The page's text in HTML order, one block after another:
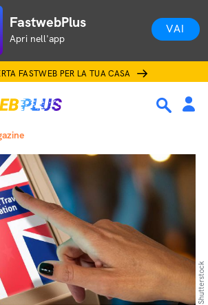
FastwebPlus
Apri nell'app
VAI
FASTWEB PER LA TUA CASA
Shutterstock